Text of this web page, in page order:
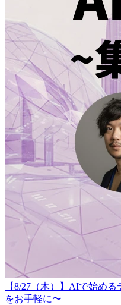
【8/27（木）】AIで始め
をお手軽に〜